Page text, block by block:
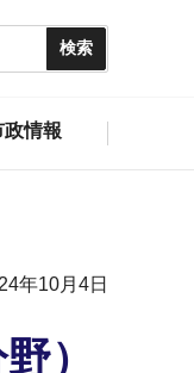
政情報
年10月4日
）